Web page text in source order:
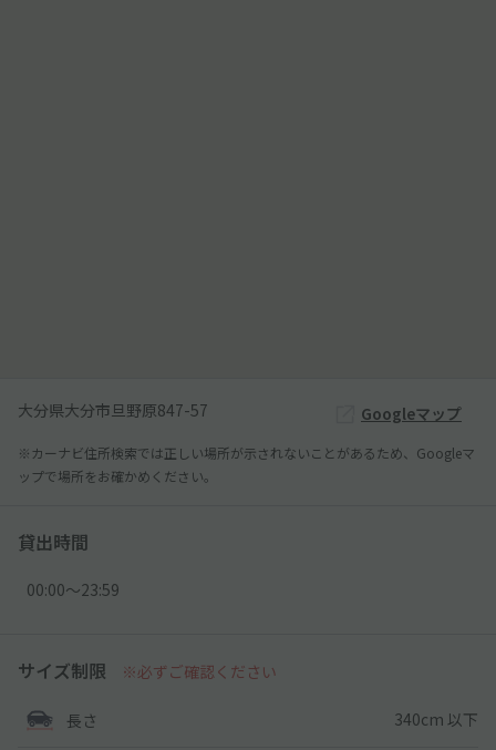
大分県大分市旦野原847-57 Googleマップ
※カーナビ住所検索では正しい場所が示されないことがあるため、Googleマ
ップで場所をお確かめください。
貸出時間
00:00〜23:59
サイズ制限 ※必ずご確認ください
長さ 340cm 以下